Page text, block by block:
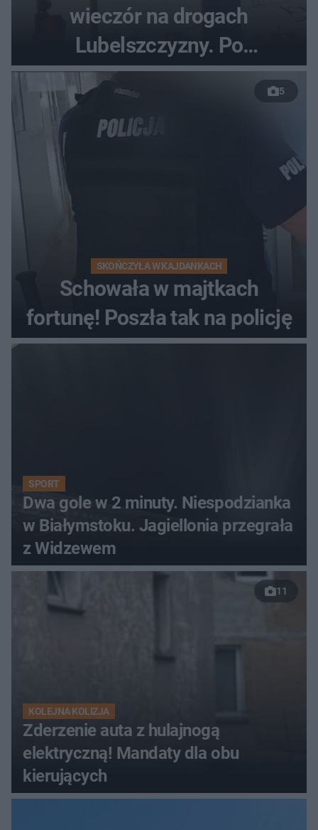
wieczór na drogach
Lubelszczyzny. Po
nieudanym manewrze
wyprzedzania zginął
kierowca auta
5
SKOŃCZYŁA W KAJDANKACH
Schowała w majtkach
fortunę! Poszła tak na policję
SPORT
Dwa gole w 2 minuty. Niespodzianka
w Białymstoku. Jagiellonia przegrała
z Widzewem
11
KOLEJNA KOLIZJA
Zderzenie auta z hulajnogą
elektryczną! Mandaty dla obu
kierujących